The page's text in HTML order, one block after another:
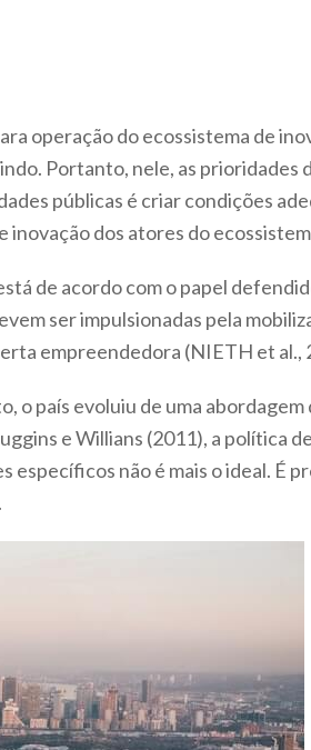
operação do ecossistema de
Portanto, nele, as prioridades
públicas é criar condições
dos atores do
de acordo com o papel
ser impulsionadas pela
empreendedora (NIETH et al.,
o país evoluiu de uma abordagem
e Willians (2011), a política de
não é mais o ideal. É